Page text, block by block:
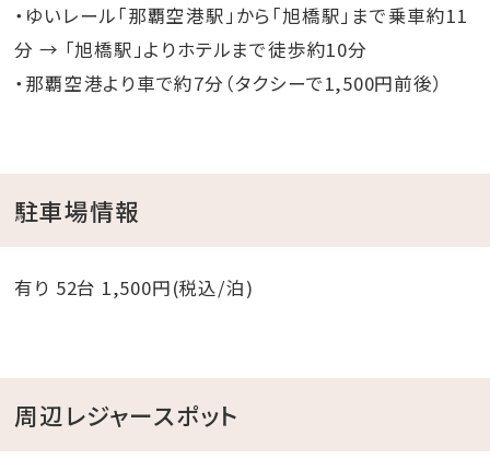
・ゆいレール「那覇空港駅」から「旭橋駅」まで乗車約11
分 → 「旭橋駅」よりホテルまで徒歩約10分
・那覇空港より車で約7分（タクシーで1,500円前後）
駐車場情報
有り 52台 1,500円(税込/泊)
周辺レジャースポット